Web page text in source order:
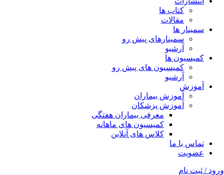
کتاب ها
مقالات
سمینار ها
سمینارهای پیش رو
آرشیو
کمیسیون ها
کمیسیون های پیش رو
آرشیو
آموزش
آموزش بیماران
آموزش پزشکان
معرفی بیماران هفتگی
کمیسیون های ماهانه
کلاس های آنلاین
تماس با ما
عضویت
ورود / ثبت نام